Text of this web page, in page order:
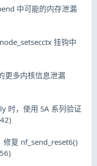
中可能的内存泄漏
挂钩中
更多内核信息泄漏
时，使用 SA 系列验证
复 nf_send_reset6()